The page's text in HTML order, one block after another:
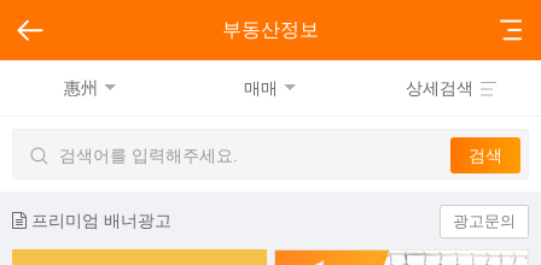
부동산정보
惠州 매매 상세검색
프리미엄 배너광고 광고문의